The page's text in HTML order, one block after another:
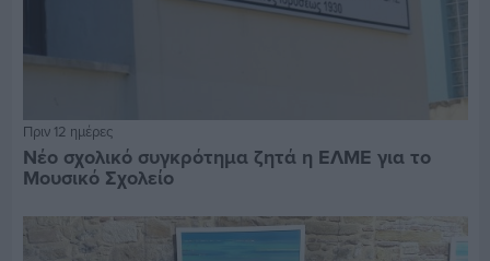
Πριν 12 ημέρες
Νέο σχολικό συγκρότημα ζητά η ΕΛΜΕ για το
Μουσικό Σχολείο